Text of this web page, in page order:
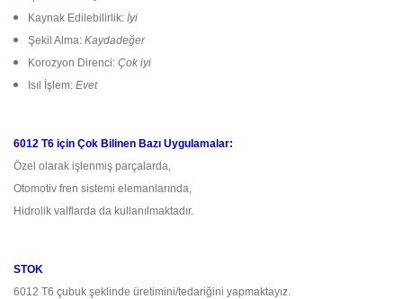
Kaynak Edilebilirlik: İyi
Şekil Alma: Kaydadeğer
Korozyon Direnci: Çok iyi
Isıl İşlem: Evet
6012 T6 için Çok Bilinen Bazı Uygulamalar:
Özel olarak işlenmiş parçalarda,
Otomotiv fren sistemi elemanlarında,
Hidrolik valflarda da kullanılmaktadır.
STOK
6012 T6 çubuk şeklinde üretimini/tedariğini yapmaktayız.​